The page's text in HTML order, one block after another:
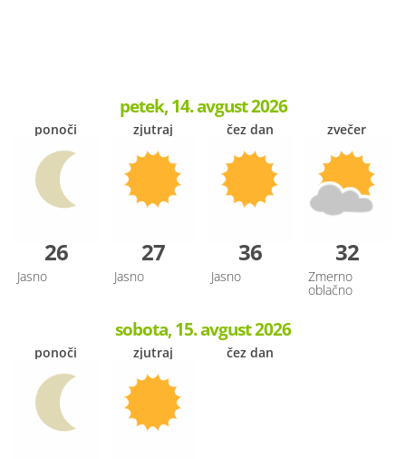
petek, 14. avgust 2026
ponoči
26
Jasno
zjutraj
27
Jasno
čez dan
36
Jasno
zvečer
32
Zmerno
oblačno
sobota, 15. avgust 2026
ponoči zjutraj čez dan